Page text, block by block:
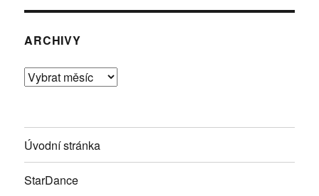
ARCHIVY
Archivy
Úvodní stránka
StarDance